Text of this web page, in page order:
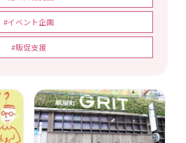
#イベント企画
#販促支援